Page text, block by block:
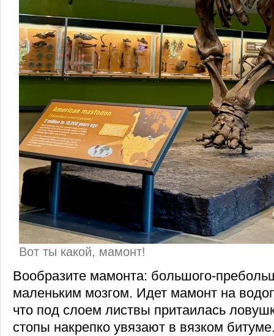
Вот ты какой, мамонт!
Вообразите мамонта: большого-
маленьким мозгом. Идет мамонт на
что под слоем листвы притаилась
стопы накрепко увязают в вязком